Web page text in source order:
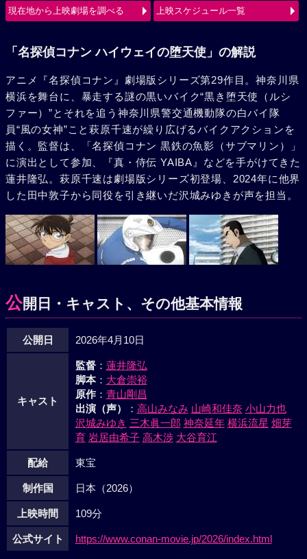
が脳裏によぎる千速。風の女神（エンジェル）VS 黒き堕天
現在地から上映劇場を調べる 上映スケジュール一覧
「名探偵コナン ハイウェイの堕天使」の解説
アニメ『名探偵コナン』劇場版シリーズ第29作目。神奈川県
横浜を舞台に、暴走する謎の黒いバイク“黒き堕天使（ルシ
ファー）”とそれを追う神奈川県警交通機動隊の白バイ隊
員“風の女神”こと萩原千速が繰り広げるバイクアクションを
描く。監督は、「名探偵コナン 黒鉄の魚影（サブマリン）」
に演出として参加、『真・侍伝 YAIBA』などを手がけてきた
蓮井隆弘。萩原千速は劇場版シリーズ初登場、2024年に他界
した田中敦子から同役を引き継いだ沢城みゆきが声を担当。
公開日・キャスト、その他基本情報
公開日 2026年4月10日
キャスト
監督：蓮井隆弘
脚本：大倉崇裕
原作：青山剛昌
出演（声）
：高山みなみ 山崎和佳奈 小山力也
沢城みゆき 三木眞一郎 神奈延年 横浜流星 畑芽
育 岩居由希子 高木渉 大谷育江
配給 東宝
制作国 日本（2026）
上映時間 109分
公式サイト https://www.conan-movie.jp/2026/index.html